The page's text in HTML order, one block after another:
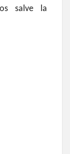
salve la